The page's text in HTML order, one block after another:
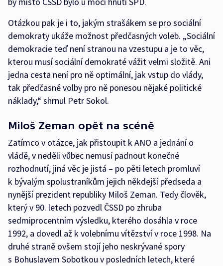
Otázkou pak je i to, jakým strašákem se pro sociální
demokraty ukáže možnost předčasných voleb. „Sociální
demokracie teď není stranou na vzestupu a je to věc,
kterou musí sociální demokraté vážit velmi složitě. Ani
jedna cesta není pro ně optimální, jak vstup do vlády,
tak předčasné volby pro ně ponesou nějaké politické
náklady,“ shrnul Petr Sokol.
Miloš Zeman opět na scéně
Zatímco v otázce, jak přistoupit k ANO a jednání o
vládě, v neděli vůbec nemusí padnout konečné
rozhodnutí, jiná věc je jistá – po pěti letech promluví
k bývalým spolustraníkům jejich někdejší předseda a
nynější prezident republiky Miloš Zeman. Tedy člověk,
který v 90. letech pozvedl ČSSD po zhruba
sedmiprocentním výsledku, kterého dosáhla v roce
1992, a dovedl až k volebnímu vítězství v roce 1998. Na
druhé straně ovšem stojí jeho neskrývané spory
s Bohuslavem Sobotkou v posledních letech, které